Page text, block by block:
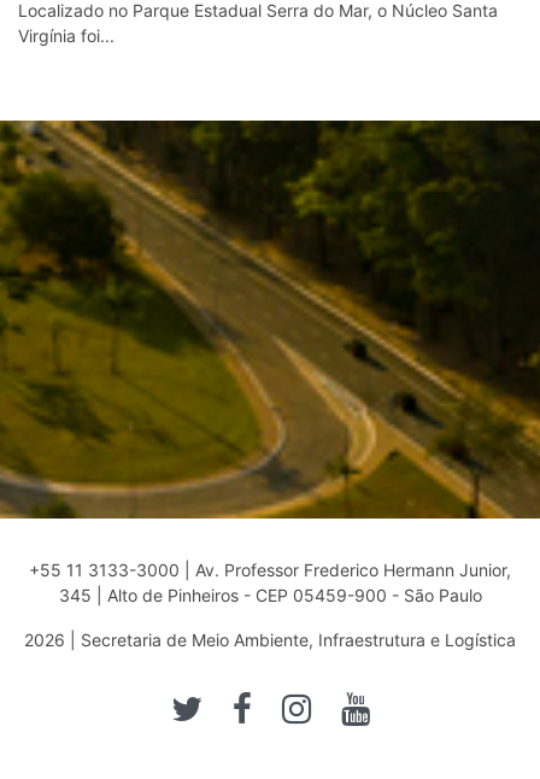
Localizado no Parque Estadual Serra do Mar, o Núcleo Santa
Virgínia foi...
+55 11 3133-3000 | Av. Professor Frederico Hermann Junior,
345 | Alto de Pinheiros - CEP 05459-900 - São Paulo
2026 | Secretaria de Meio Ambiente, Infraestrutura e Logística